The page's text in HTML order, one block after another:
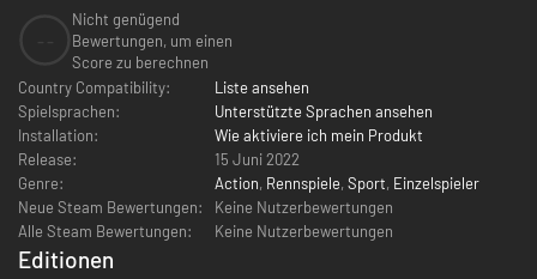
Nicht genügend
Bewertungen, um einen
Score zu berechnen
Country Compatibility:
Liste ansehen
Spielsprachen:
Unterstützte Sprachen ansehen
Installation:
Wie aktiviere ich mein Produkt
Release:
15 Juni 2022
Genre:
Action, Rennspiele, Sport, Einzelspieler
Neue Steam Bewertungen:
Keine Nutzerbewertungen
Alle Steam Bewertungen:
Keine Nutzerbewertungen
Editionen